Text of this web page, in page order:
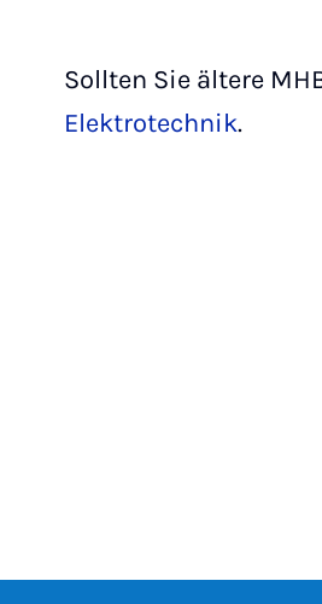
Sollten Sie ältere
Elektrotechnik.